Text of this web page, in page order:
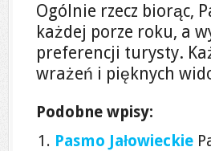
Ogólnie rzecz biorąc,
każdej porze roku, a
preferencji turysty.
wrażeń i pięknych
Podobne wpisy:
Pasmo Jałowieckie